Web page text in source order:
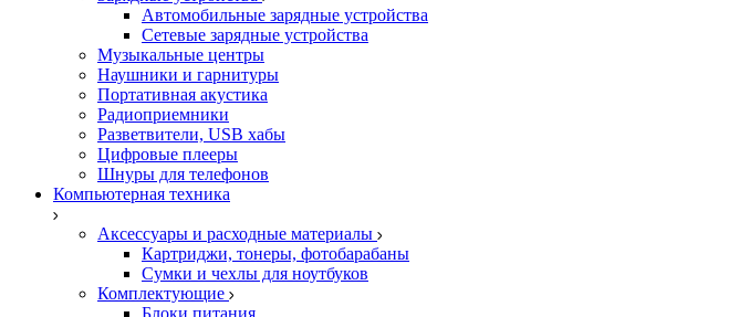
Автомобильные зарядные устройства
Сетевые зарядные устройства
Музыкальные центры
Наушники и гарнитуры
Портативная акустика
Радиоприемники
Разветвители, USB хабы
Цифровые плееры
Шнуры для телефонов
Компьютерная техника
Аксессуары и расходные материалы
Картриджи, тонеры, фотобарабаны
Сумки и чехлы для ноутбуков
Комплектующие
Блоки питания